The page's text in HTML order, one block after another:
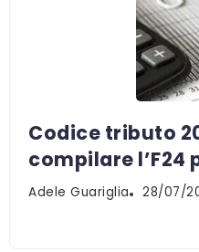
Codice tributo
compilare l’F24
Adele Guariglia 28/07/